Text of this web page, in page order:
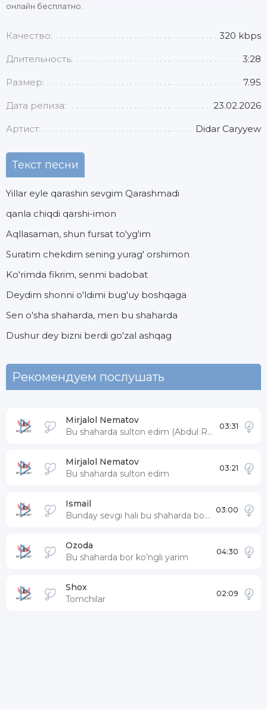
онлайн бесплатно.
Качество: 320 kbps
Длительность: 3:28
Размер: 7.95
Дата релиза: 23.02.2026
Артист: Didar Caryyew
Текст песни
Yillar eyle qarashin sevgim Qarashmadi
qanla chiqdi qarshi-imon
Aqllasaman, shun fursat to'yg'im
Suratim chekdim sening yurag' orshimon
Ko'rimda fikrim, senmi badobat
Deydim shonni o'ldimi bug'uy boshqaga
Sen o'sha shaharda, men bu shaharda
Dushur dey bizni berdi go'zal ashqag
Рекомендуем послушать
Mirjalol Nematov
Bu shaharda sulton edim (Abdul Remix)
03:31
Mirjalol Nematov
Bu shaharda sulton edim
03:21
Ismail
Bunday sevgi hali bu shaharda bo'lmagan
03:00
Ozoda
Bu shaharda bor ko'ngli yarim
04:30
Shox
Tomchilar
02:09